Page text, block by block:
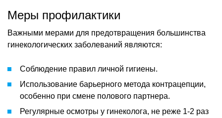
Меры профилактики
Важными мерами для предотвращения большинства
гинекологических заболеваний являются:
Соблюдение правил личной гигиены.
Использование барьерного метода контрацепции,
особенно при смене полового партнера.
Регулярные осмотры у гинеколога, не реже 1-2 раз